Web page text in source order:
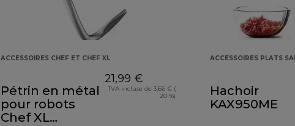
ACCESSOIRES CHEF ET CHEF XL
Pétrin en métal
pour robots
Chef XL
21,99 €
TVA incluse de 3,66 € (
20 %)
ACCESSOIRES PLATS
Hachoir
KAX950ME